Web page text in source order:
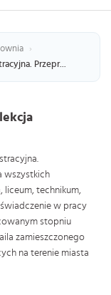
›
Przepr...
wszystkich
liceum, technikum,
w pracy
stopniu
zamieszczonego
na terenie miasta